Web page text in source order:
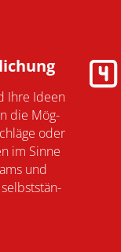
Ihre Ideen
die Mög­
oder
im Sinne
und